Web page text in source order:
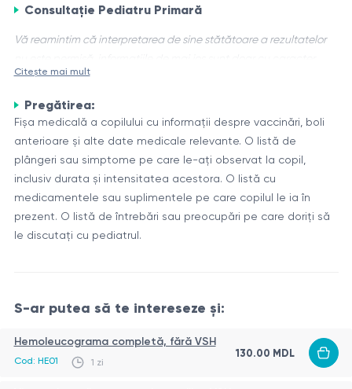
Consultație Pediatru Primară
Vă reamintim că interpretarea de sine stătătoare a rezultatelor
informativ
Consultația primară la pediatru este o etapă importantă în
asigurarea sănătății și bunăstării copilului. În timpul acestei
consultații, medicul pediatru efectuează o examinare și
evaluare completă a stării de sănătate a copilului, precum și
colectează informații despre istoricul medical, dezvoltarea și
stilul de viață al acestuia.
Aspectele principale ale consultației primare la pediatru
În timpul consultației primare, pediatrul acordă atenție
următoarelor aspecte:
Istoricul medical al copilului, inclusiv informații despre
principali ai activității vitale.
Evaluarea dezvoltării psihomotorii a copilului în funcție de
vârsta acestuia.
Pediatrul efectuează și un examen fizic al copilului, acordând
cardiovascular, respirator, digestiv etc.
Citește mai mult
Pregătirea:
Fișa medicală a copilului cu informații despre vaccinări, boli
anterioare și alte date medicale relevante. O listă de
plângeri sau simptome pe care le-ați observat la copil,
inclusiv durata și intensitatea acestora. O listă cu
medicamentele sau suplimentele pe care copilul le ia în
prezent. O listă de întrebări sau preocupări pe care doriți să
le discutați cu pediatrul.
S-ar putea să te intereseze și:
Hemoleucograma completă, fără VSH
Cod: HE01 1 zi
130.00 MDL